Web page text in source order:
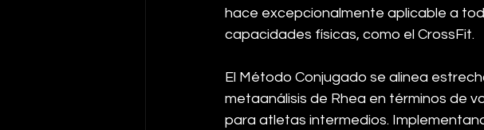
hace excepcionalmente aplicable a
capacidades físicas, como el CrossFit.
El Método Conjugado se alinea
metaanálisis de Rhea en términos de
para atletas intermedios.